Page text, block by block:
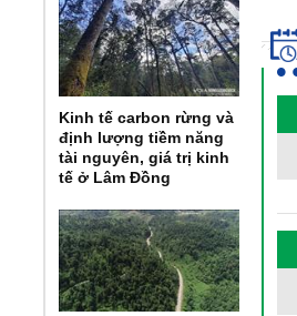
Kinh tế carbon rừng và
định lượng tiềm năng
tài nguyên, giá trị kinh
tế ở Lâm Đồng